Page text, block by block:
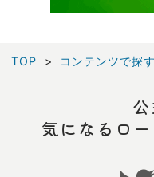
TOP コンテンツで探
気になるロ